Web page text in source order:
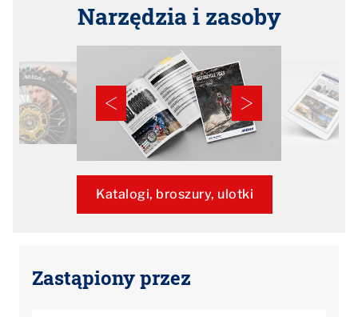
Narzędzia i zasoby
Katalogi, broszury, ulotki
Zastąpiony przez